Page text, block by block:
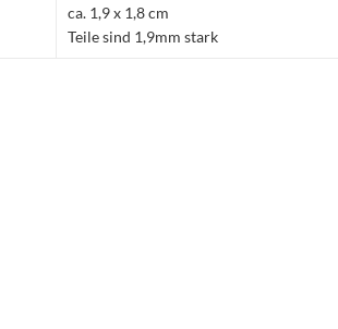
ca. 1,9 x 1,8 cm
Teile sind 1,9mm stark